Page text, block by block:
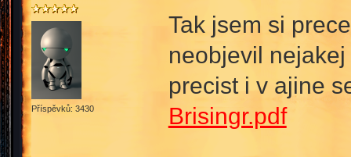
Příspěvků: 3430
Tak jsem si
neobjevil
precist i v ajine
Brisingr.pdf